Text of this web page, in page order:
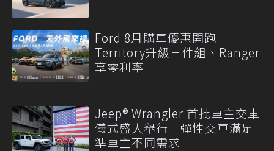
Ford 8月購車優惠開跑
Territory升級三件組、Ranger
享零利率
Jeep® Wrangler 首批車主交車
儀式盛大舉行 彈性交車滿足
準車主不同需求